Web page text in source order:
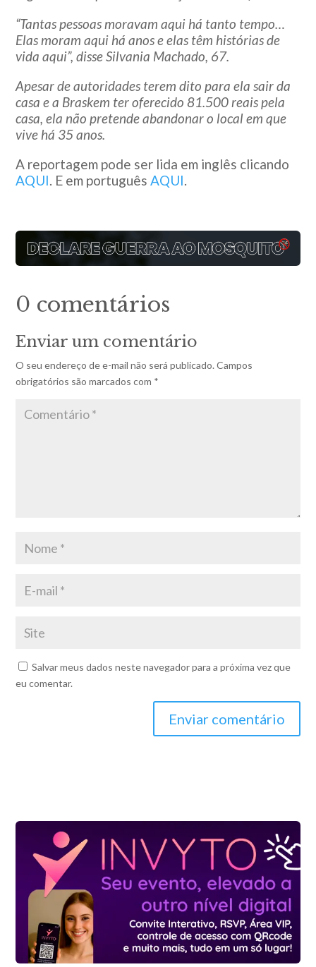
“Tantas pessoas moravam aqui há tanto tempo…
Elas moram aqui há anos e elas têm histórias de
vida aqui”, disse Silvania Machado, 67.
Apesar de autoridades terem dito para ela sair da
casa e a Braskem ter oferecido 81.500 reais pela
casa, ela não pretende abandonar o local em que
vive há 35 anos.
A reportagem pode ser lida em inglês clicando
AQUI. E em portuguêsAQUI.
0 comentários
Enviar um comentário
O seu endereço de e-mail não será publicado. Campos
obrigatórios são marcados com *
Salvar meus dados neste navegador para a próxima vez que
eu comentar.
Enviar comentário